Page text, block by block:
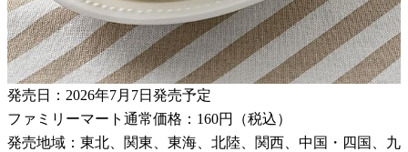
発売日：2026年7月7日発売予定
ファミリーマート通常価格：160円（税込）
発売地域：東北、関東、東海、北陸、関西、中国・四国、九